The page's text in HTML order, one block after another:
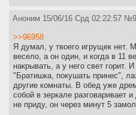
Аноним 15/06/16 Срд 02:22:57 №
>>96958
Я думал, у твоего игрущек нет.
весело, а он один, и когда в 11
накрывать, а у него свет горит.
"Братишка, покушать принес",
другие комнаты. В обед уже
собой в зеркале разговаривает
не приду, он через минут 5